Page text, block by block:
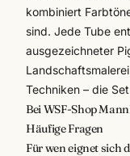
kombiniert
sind. Jede Tube
ausgezeichneter
Techniken – die
Bei WSF-Shop
Häufige Fragen
Für wen eignet sich